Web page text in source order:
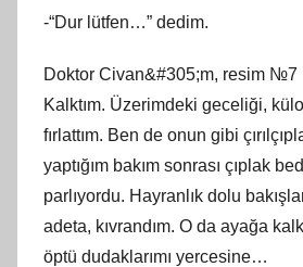
-“Dur lütfen…” dedim.
Doktor Civan&#305;m, resim №7
Kalktım. Üzerimdeki geceliği,
fırlattım. Ben de onun gibi
yaptığım bakım sonrası çıplak
parlıyordu. Hayranlık dolu
adeta, kıvrandım. O da ayağa
öptü dudaklarımı yercesine…